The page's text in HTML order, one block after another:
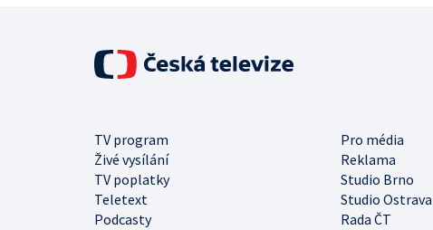
TV program
Pro média
Živé vysílání
Reklama
TV poplatky
Studio Brno
Teletext
Studio Ostrava
Podcasty
Rada ČT